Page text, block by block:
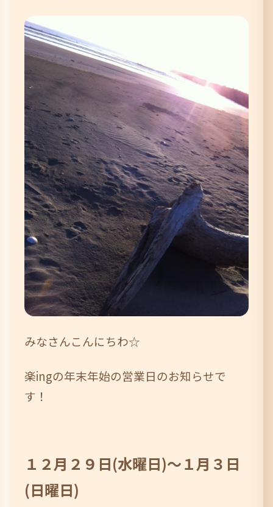
みなさんこんにちわ☆
楽ingの年末年始の営業日のお知らせで
す！
１２月２９日(水曜日)～１月３日
(日曜日)